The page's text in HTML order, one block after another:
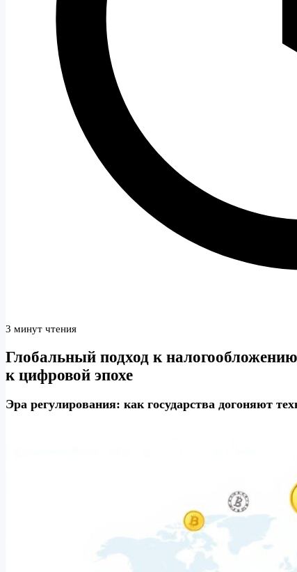
3 минут чтения
Глобальный подход к
к цифровой эпохе
Эра регулирования: как государства догоняют